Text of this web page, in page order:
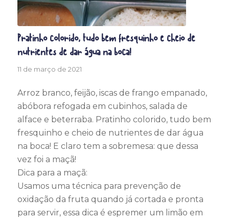
Pratinho colorido, tudo bem fresquinho e cheio de
nutrientes de dar água na boca!
11 de março de 2021
Arroz branco, feijão, iscas de frango empanado,
abóbora refogada em cubinhos, salada de
alface e beterraba. Pratinho colorido, tudo bem
fresquinho e cheio de nutrientes de dar água
na boca! E claro tem a sobremesa: que dessa
vez foi a maçã!
Dica para a maçã:
Usamos uma técnica para prevenção de
oxidação da fruta quando já cortada e pronta
para servir, essa dica é espremer um limão em